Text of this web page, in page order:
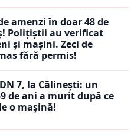
amenzi în doar 48 de
Polițiștii au verificat
și mașini. Zeci de
fără permis!
7, la Călinești: un
de ani a murit după ce
o mașină!